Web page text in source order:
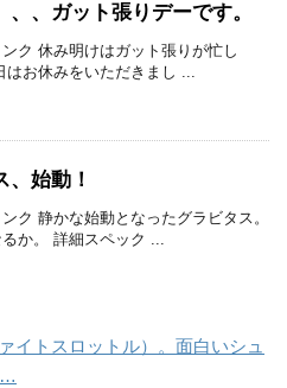
、、ガット張りデーです。
ク 休み明けはガット張りが忙し
はお休みをいただきまし ...
、始動！
ク 静かな始動となったグラビタス。
か。 詳細スペック ...
イトスロットル）。面白いシュ
…